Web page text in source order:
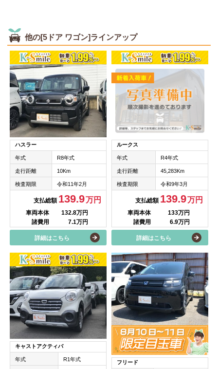
他の[5ドア ワゴン]ラインアップ
ハスラー
年式 R8年式
走行距離 10Km
検査期限 令和11年2月
支払総額 139.9万円
車両本体
132.8万円
諸費用
7.1万円
詳細はこちら
ルークス
年式 R4年式
走行距離 45,283Km
検査期限 令和9年3月
支払総額 139.9万円
車両本体
133万円
諸費用
6.9万円
詳細はこちら
キャストアクティバ
年式 R1年式 フリード